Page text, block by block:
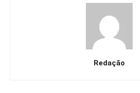
Redação